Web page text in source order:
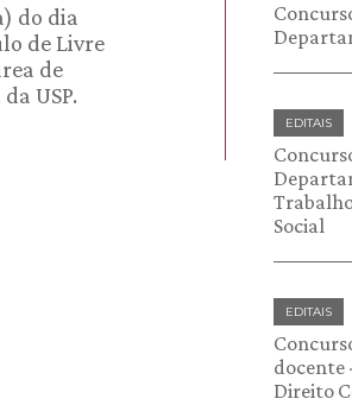
do dia
de Livre
de
USP.
EDITAIS
Social
EDITAIS
docente
Direito